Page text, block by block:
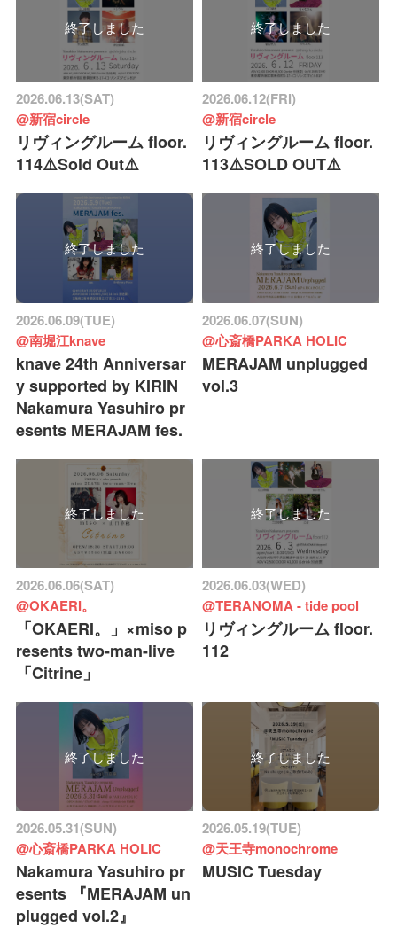
終了しました
2026.06.13(SAT)
@新宿circle
リヴィングルーム floor.
114⚠️Sold Out⚠️
終了しました
2026.06.12(FRI)
@新宿circle
リヴィングルーム floor.
113⚠️SOLD OUT⚠️
終了しました
2026.06.09(TUE)
@南堀江knave
knave 24th Anniversar
y supported by KIRIN
Nakamura Yasuhiro pr
esents MERAJAM fes.
終了しました
2026.06.07(SUN)
@心斎橋PARKA HOLIC
MERAJAM unplugged
vol.3
終了しました
2026.06.06(SAT)
@OKAERI。
「OKAERI。」×miso p
resents two-man-live
「Citrine」
終了しました
2026.06.03(WED)
@TERANOMA - tide pool
リヴィングルーム floor.
112
終了しました
2026.05.31(SUN)
@心斎橋PARKA HOLIC
Nakamura Yasuhiro pr
esents 『MERAJAM un
plugged vol.2』
終了しました
2026.05.19(TUE)
@天王寺monochrome
MUSIC Tuesday